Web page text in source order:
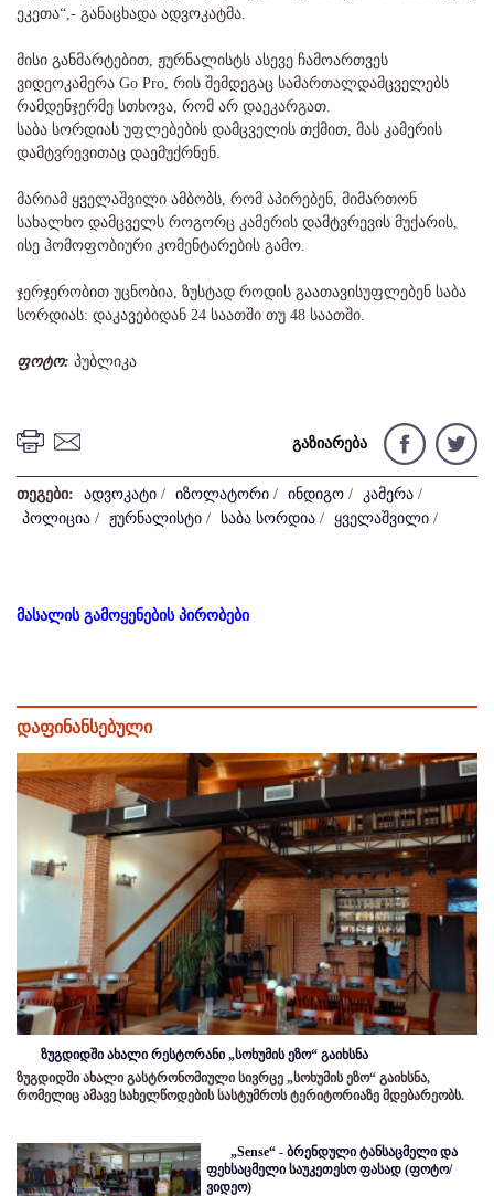
ეკეთა“,- განაცხადა ადვოკატმა.
მისი განმარტებით, ჟურნალისტს ასევე ჩამოართვეს
ვიდეოკამერა Go Pro, რის შემდეგაც სამართალდამცველებს
რამდენჯერმე სთხოვა, რომ არ დაეკარგათ.
საბა სორდიას უფლებების დამცველის თქმით, მას კამერის
დამტვრევითაც დაემუქრნენ.
მარიამ ყველაშვილი ამბობს, რომ აპირებენ, მიმართონ
სახალხო დამცველს როგორც კამერის დამტვრევის მუქარის,
ისე ჰომოფობიური კომენტარების გამო.
ჯერჯერობით უცნობია, ზუსტად როდის გაათავისუფლებენ საბა
სორდიას: დაკავებიდან 24 საათში თუ 48 საათში.
ფოტო: პუბლიკა
გაზიარება
თეგები: ადვოკატი / იზოლატორი / ინდიგო / კამერა /
პოლიცია / ჟურნალისტი / საბა სორდია / ყველაშვილი /
მასალის გამოყენების პირობები
დაფინანსებული
ზუგდიდში ახალი რესტორანი „სოხუმის ეზო“ გაიხსნა
ზუგდიდში ახალი გასტრონომიული სივრცე „სოხუმის ეზო“ გაიხსნა,
რომელიც ამავე სახელწოდების სასტუმროს ტერიტორიაზე მდებარეობს.
„Sense“ - ბრენდული ტანსაცმელი და
ფეხსაცმელი საუკეთესო ფასად (ფოტო/
ვიდეო)